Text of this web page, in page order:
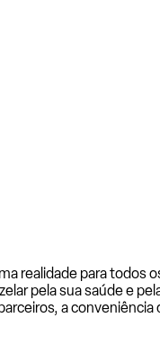
realidade para
pela sua saúde e
a